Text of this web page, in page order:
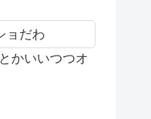
ョだわ
かいいつつオ